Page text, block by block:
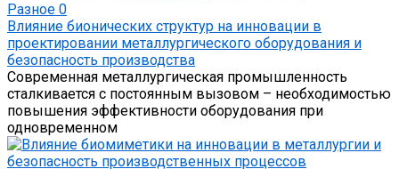
Разное 0
Влияние бионических структур на инновации в
проектировании металлургического оборудования и
безопасность производства
Современная металлургическая промышленность
сталкивается с постоянным вызовом – необходимостью
повышения эффективности оборудования при
одновременном